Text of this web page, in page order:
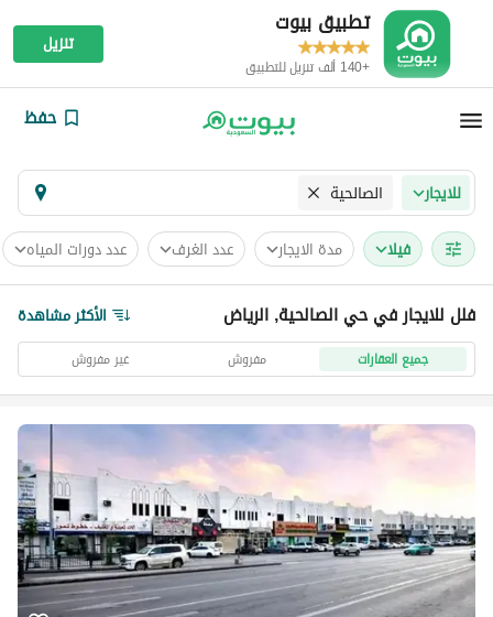
تطبيق بيوت
+140 ألف تنزيل للتطبيق
تنزيل
حفظ
للايجار الصالحية
فیلا مدة الايجار عدد الغرف عدد دورات المياه
فلل للايجار في حي الصالحية, الرياض الأكثر مشاهدة
جميع العقارات مفروش غير مفروش